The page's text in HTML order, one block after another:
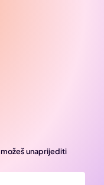
možeš unaprijediti